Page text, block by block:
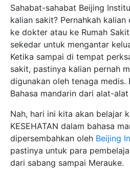
Sahabat-sahabat Beijing
kalian sakit? Pernahkah
ke dokter atau ke Rumah
sekedar untuk mengantar
Ketika sampai di tempat
sakit, pastinya kalian pernah
digunakan oleh tenaga medis.
Bahasa mandarin dari alat-
Nah, hari ini kita akan belajar
KESEHATAN dalam bahasa
dipersembahkan oleh Beijing
pastinya untuk para
dari sabang sampai Merauke.